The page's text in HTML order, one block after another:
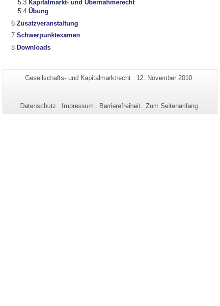
Kapitalmarkt- und Übernahmerecht
Übung
Zusatzveranstaltung
Schwerpunktexamen
Downloads
Zusätzliche
dieser
Seiten-
Gesellschafts- und Kapitalmarktrecht
Letzte
12. November 2010
Datenschutz Impressum Barrierefreiheit Zum Seitenanfang